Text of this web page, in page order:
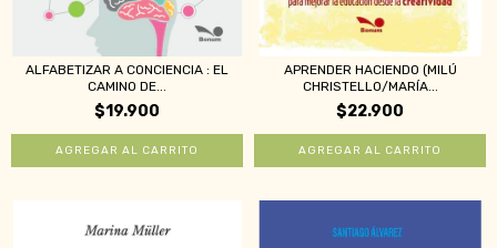
ALFABETIZAR A CONCIENCIA : EL
CAMINO DE...
$19.900
APRENDER HACIENDO (MILÚ
CHRISTELLO/MARÍA...
$22.900